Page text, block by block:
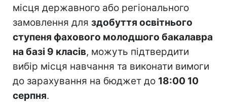
місця державного або регіонального
замовлення для здобуття освітнього
ступеня фахового молодшого бакалавра
на базі 9 класів, можуть підтвердити
вибір місця навчання та виконати вимоги
до зарахування на бюджет до 18:00 10
серпня.